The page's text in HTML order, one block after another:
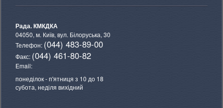
Рада. КМКДКА
04050, м. Київ, вул. Білоруська, 30
Телефон: (044) 483-89-00
Факс: (044) 461-80-82
Email:
понеділок - п'ятниця з 10 до 18
субота, неділя вихідний